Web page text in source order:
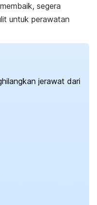
segera
untuk perawatan
jerawat dari